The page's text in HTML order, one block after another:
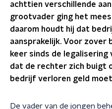
achttien verschillende
grootvader ging het
daarom houdt hij dat
aansprakelijk. Voor zover
keer sinds de legalisering
dat de rechter zich buigt
bedrijf verloren geld
De vader van de jongen